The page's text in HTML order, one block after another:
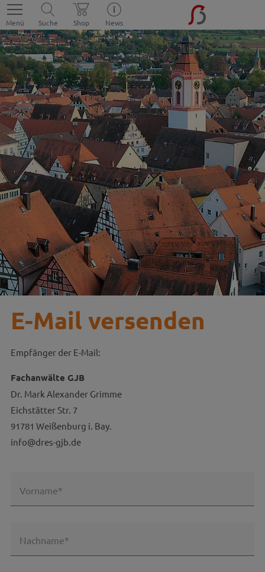
Menü Suche Shop News
E-Mail versenden
Empfänger der E-Mail:
Fachanwälte GJB
Dr. Mark Alexander Grimme
Eichstätter Str. 7
91781 Weißenburg i. Bay.
info@dres-gjb.de
Vorname*
Nachname*